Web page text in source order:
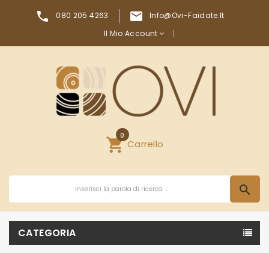
 080 205 4263 
Info@ovi-Faidate.it
Il Mio Account
shopping_cartCarrello
0
search
CATEGORIA